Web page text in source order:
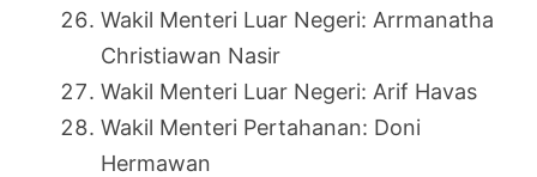
Wakil Menteri Luar Negeri: Arrmanatha
Christiawan Nasir
Wakil Menteri Luar Negeri: Arif Havas
Wakil Menteri Pertahanan: Doni
Hermawan